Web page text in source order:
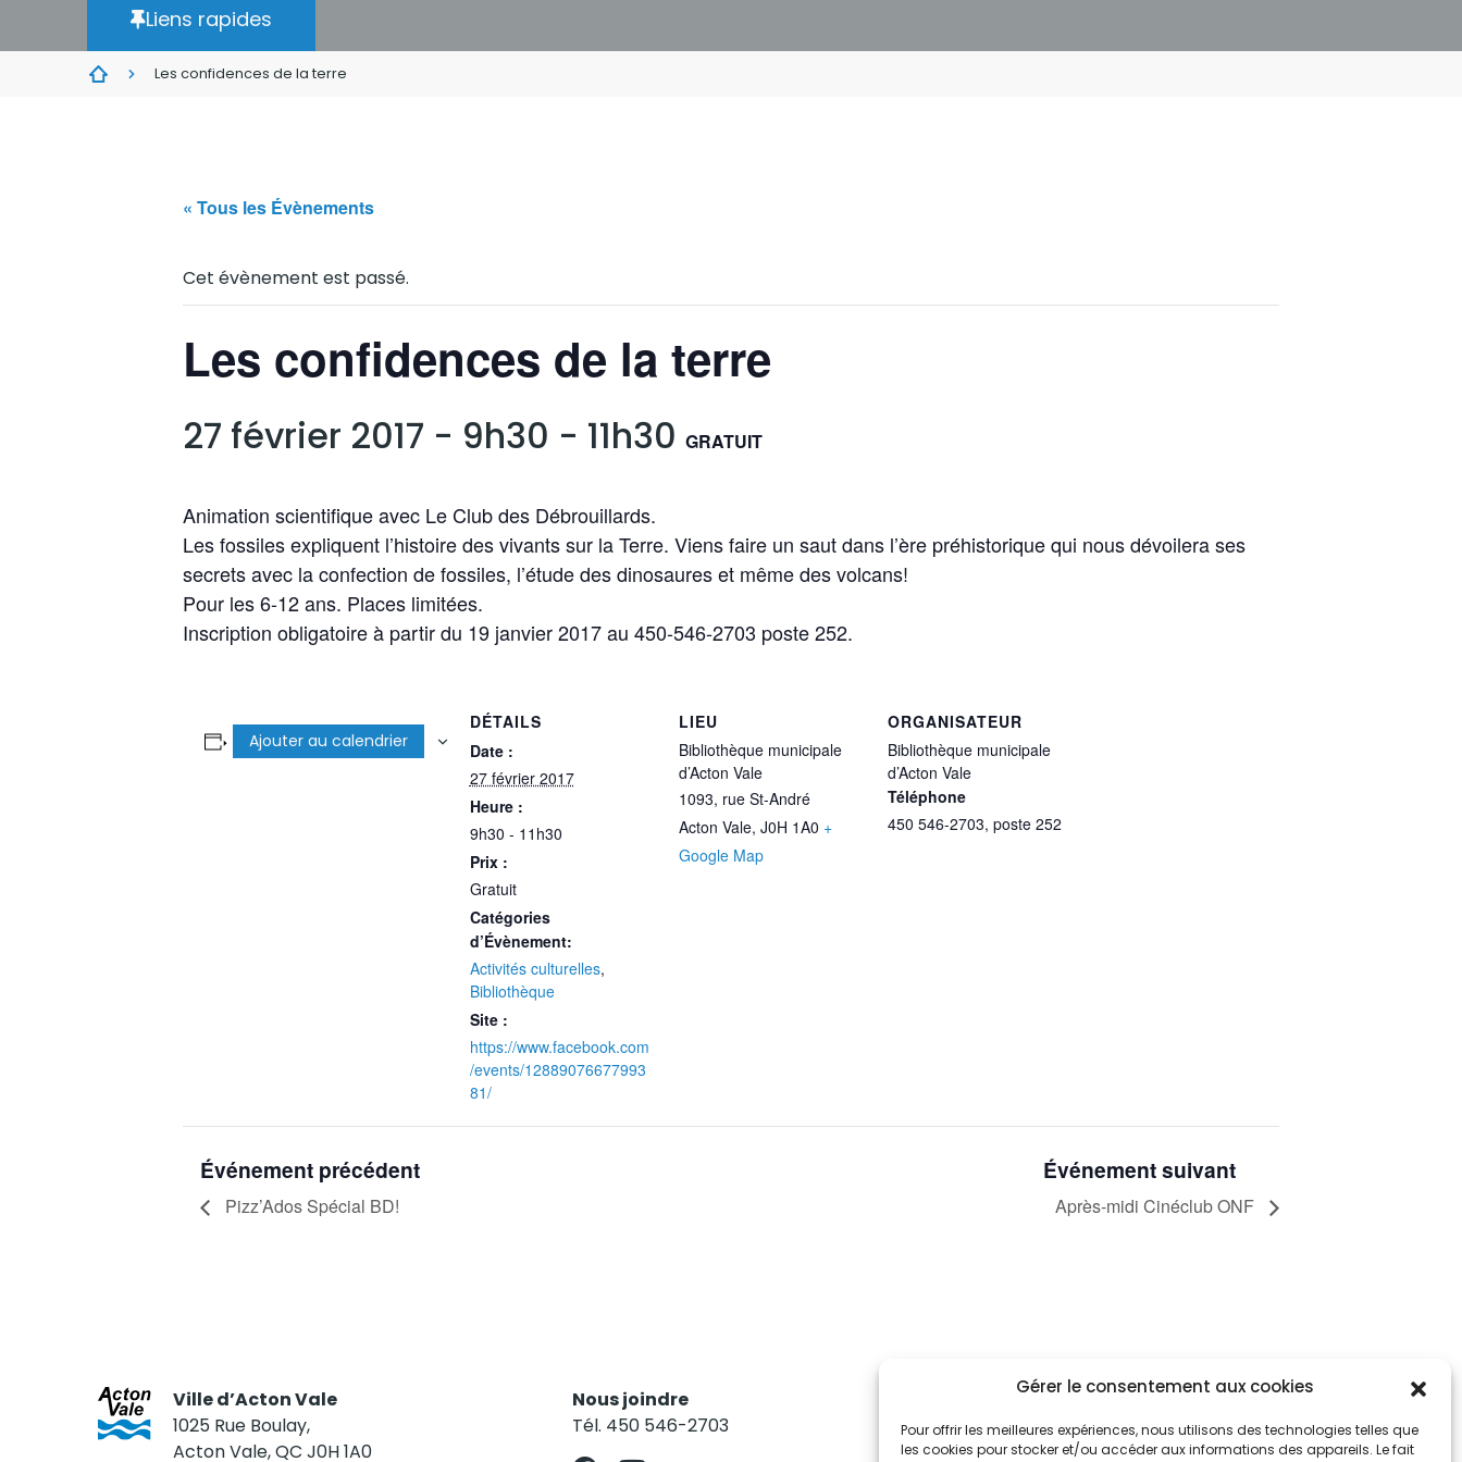
Gérer le consentement aux cookies
Pour offrir les meilleures expériences, nous utilisons des technologies telles que
les cookies pour stocker et/ou accéder aux informations des appareils. Le fait
Liens rapides
Les confidences de la terre
« Tous les Évènements
Cet évènement est passé.
Les confidences de la terre
27 février 2017 - 9h30 - 11h30 GRATUIT
Animation scientifique avec Le Club des Débrouillards.
Les fossiles expliquent l’histoire des vivants sur la Terre. Viens faire un saut dans l’ère préhistorique qui nous dévoilera ses
secrets avec la confection de fossiles, l’étude des dinosaures et même des volcans!
Pour les 6-12 ans. Places limitées.
Inscription obligatoire à partir du 19 janvier 2017 au 450-546-2703 poste 252.
Ajouter au calendrier
DÉTAILS
Date :
27 février 2017
Heure :
9h30 - 11h30
Prix :
Gratuit
Catégories
d’Évènement:
Activités culturelles,
Bibliothèque
Site :
https://www.facebook.com
/events/12889076677993
81/
LIEU
Bibliothèque municipale
d’Acton Vale
1093, rue St-André
Acton Vale, J0H 1A0 +
Google Map
ORGANISATEUR
Bibliothèque municipale
d’Acton Vale
Téléphone
450 546-2703, poste 252
Événement précédent
Pizz’Ados Spécial BD!
Événement suivant
Après-midi Cinéclub ONF
Ville d’Acton Vale
1025 Rue Boulay,
Acton Vale, QC J0H 1A0
Nous joindre
Tél. 450 546-2703
Restez informés
Abonnez-vous aux alertes municipales